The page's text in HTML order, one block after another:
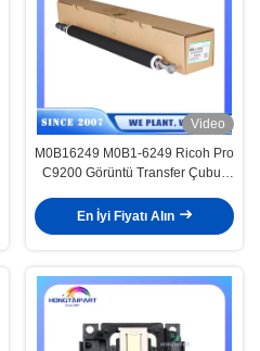
Video
M0B16249 M0B1-6249 Ricoh Pro
C9200 Görüntü Transfer Çubuk
Montajı
En İyi Fiyatı Alın